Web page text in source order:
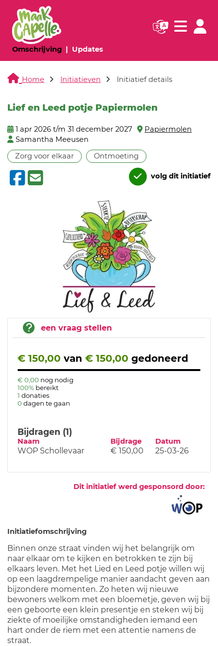
Omschrijving(huidige pagina)
Updates(huidige pagina)
Navigatie
Home Initiatieven Initiatief details
Lief en Leed potje Papiermolen
1 apr 2026 t/m 31 december 2027
Papiermolen
Samantha Meeusen
Zorg voor elkaar
Ontmoeting
volg dit initiatief
een vraag stellen
€ 150,00 van € 150,00 gedoneerd
€ 0,00 nog nodig
100% bereikt
1 donaties
0 dagen te gaan
Bijdragen (1)
Naam Bijdrage Datum
WOP Schollevaar € 150,00 25-03-26
Dit initiatief werd gesponsord door:
Initiatiefomschrijving
Binnen onze straat vinden wij het belangrijk om
naar elkaar om te kijken en betrokken te zijn bij
elkaars leven. Met het Lied en Leed potje willen wij
op een laagdrempelige manier aandacht geven aan
bijzondere momenten. Zo heten wij nieuwe
bewoners welkom met een bloemetje, geven wij bij
een geboorte een klein presentje en steken wij bij
ziekte of moeilijke omstandigheden iemand een
hart onder de riem met een attentie namens de
straat.